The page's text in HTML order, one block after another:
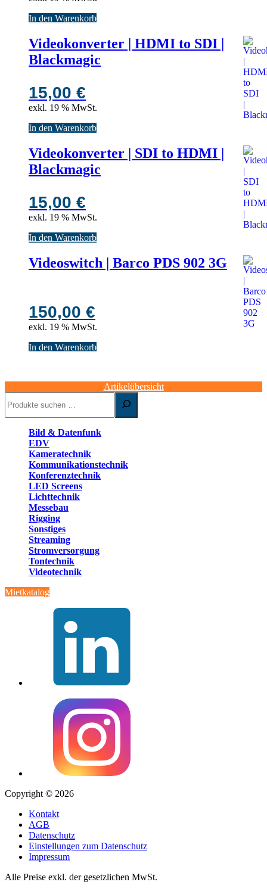
In den Warenkorb
Videokonverter | HDMI to SDI |
Blackmagic
15,00 €
exkl. 19 % MwSt.
In den Warenkorb
Videokonverter | SDI to HDMI |
Blackmagic
15,00 €
exkl. 19 % MwSt.
In den Warenkorb
Videoswitch | Barco PDS 902 3G
150,00 €
exkl. 19 % MwSt.
In den Warenkorb
Artikelübersicht
Bild & Datenfunk
EDV
Kameratechnik
Kommunikationstechnik
Konferenztechnik
LED Screens
Lichttechnik
Messebau
Rigging
Sonstiges
Streaming
Stromversorgung
Tontechnik
Videotechnik
Mietkatalog
Copyright © 2026
Kontakt
AGB
Datenschutz
Einstellungen zum Datenschutz
Impressum
Alle Preise exkl. der gesetzlichen MwSt.